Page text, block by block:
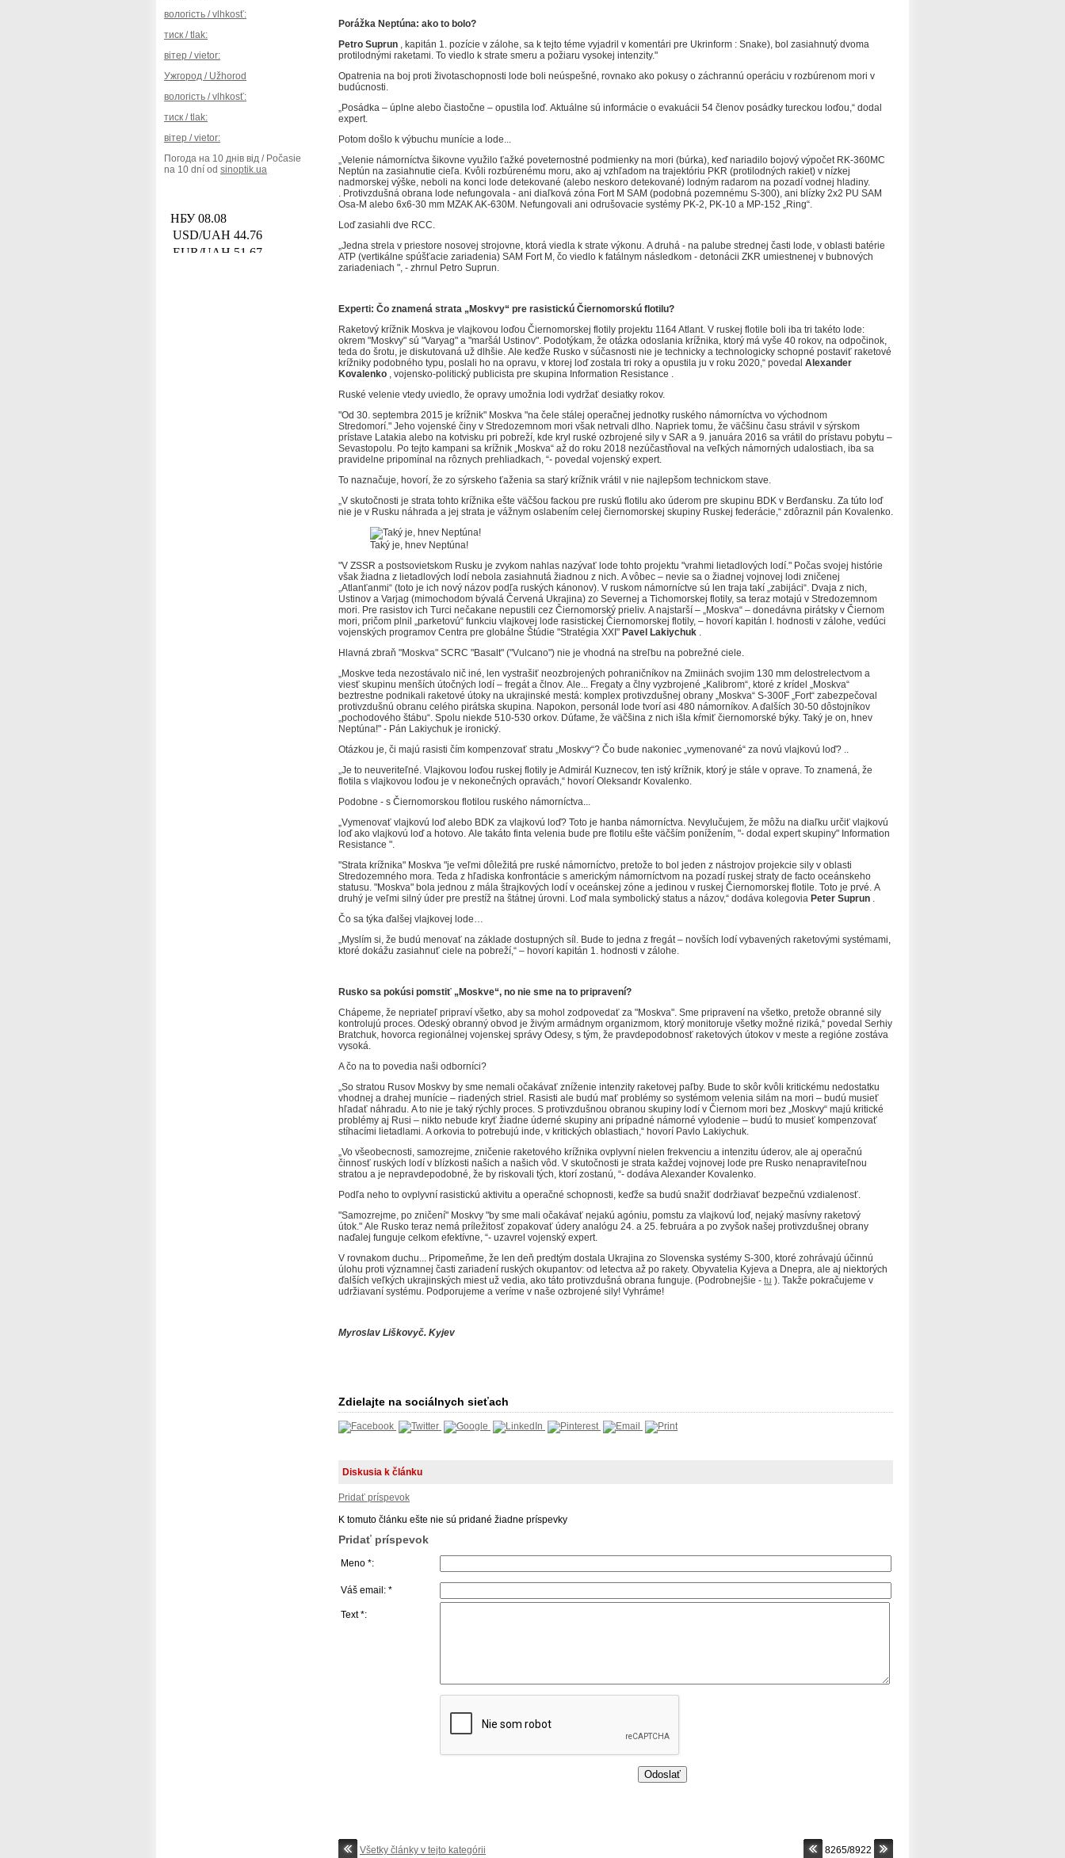
вологість / vlhkosť:
тиск / tlak:
вітер / vietor:
Ужгород / Užhorod
вологість / vlhkosť:
тиск / tlak:
вітер / vietor:
Погода на 10 днів від / Počasie
na 10 dní od sinoptik.ua
Porážka Neptúna: ako to bolo?
Petro Suprun , kapitán 1. pozície v zálohe, sa k tejto téme vyjadril v komentári pre Ukrinform : Snake), bol zasiahnutý dvoma
protilodnými raketami. To viedlo k strate smeru a požiaru vysokej intenzity."
Opatrenia na boj proti životaschopnosti lode boli neúspešné, rovnako ako pokusy o záchrannú operáciu v rozbúrenom mori v
budúcnosti.
„Posádka – úplne alebo čiastočne – opustila loď. Aktuálne sú informácie o evakuácii 54 členov posádky tureckou loďou,“ dodal
expert.
Potom došlo k výbuchu munície a lode...
„Velenie námorníctva šikovne využilo ťažké poveternostné podmienky na mori (búrka), keď nariadilo bojový výpočet RK-360MC
Neptún na zasiahnutie cieľa. Kvôli rozbúrenému moru, ako aj vzhľadom na trajektóriu PKR (protilodných rakiet) v nízkej
nadmorskej výške, neboli na konci lode detekované (alebo neskoro detekované) lodným radarom na pozadí vodnej hladiny.
. Protivzdušná obrana lode nefungovala - ani diaľková zóna Fort M SAM (podobná pozemnému S-300), ani blízky 2x2 PU SAM
Osa-M alebo 6x6-30 mm MZAK AK-630M. Nefungovali ani odrušovacie systémy PK-2, PK-10 a MP-152 „Ring“.
Loď zasiahli dve RCC.
„Jedna strela v priestore nosovej strojovne, ktorá viedla k strate výkonu. A druhá - na palube strednej časti lode, v oblasti batérie
ATP (vertikálne spúšťacie zariadenia) SAM Fort M, čo viedlo k fatálnym následkom - detonácii ZKR umiestnenej v bubnových
zariadeniach ", - zhrnul Petro Suprun.
Experti: Čo znamená strata „Moskvy“ pre rasistickú Čiernomorskú flotilu?
Raketový krížnik Moskva je vlajkovou loďou Čiernomorskej flotily projektu 1164 Atlant. V ruskej flotile boli iba tri takéto lode:
okrem "Moskvy" sú "Varyag" a "maršál Ustinov". Podotýkam, že otázka odoslania krížnika, ktorý má vyše 40 rokov, na odpočinok,
teda do šrotu, je diskutovaná už dlhšie. Ale keďže Rusko v súčasnosti nie je technicky a technologicky schopné postaviť raketové
krížniky podobného typu, poslali ho na opravu, v ktorej loď zostala tri roky a opustila ju v roku 2020,“ povedal Alexander
Kovalenko , vojensko-politický publicista pre skupina Information Resistance .
Ruské velenie vtedy uviedlo, že opravy umožnia lodi vydržať desiatky rokov.
"Od 30. septembra 2015 je krížnik" Moskva "na čele stálej operačnej jednotky ruského námorníctva vo východnom
Stredomorí." Jeho vojenské činy v Stredozemnom mori však netrvali dlho. Napriek tomu, že väčšinu času strávil v sýrskom
prístave Latakia alebo na kotvisku pri pobreží, kde kryl ruské ozbrojené sily v SAR a 9. januára 2016 sa vrátil do prístavu pobytu –
Sevastopolu. Po tejto kampani sa krížnik „Moskva“ až do roku 2018 nezúčastňoval na veľkých námorných udalostiach, iba sa
pravidelne pripomínal na rôznych prehliadkach, “- povedal vojenský expert.
To naznačuje, hovorí, že zo sýrskeho ťaženia sa starý krížnik vrátil v nie najlepšom technickom stave.
„V skutočnosti je strata tohto krížnika ešte väčšou fackou pre ruskú flotilu ako úderom pre skupinu BDK v Berďansku. Za túto loď
nie je v Rusku náhrada a jej strata je vážnym oslabením celej čiernomorskej skupiny Ruskej federácie,“ zdôraznil pán Kovalenko.
Taký je, hnev Neptúna!
"V ZSSR a postsovietskom Rusku je zvykom nahlas nazývať lode tohto projektu "vrahmi lietadlových lodí." Počas svojej histórie
však žiadna z lietadlových lodí nebola zasiahnutá žiadnou z nich. A vôbec – nevie sa o žiadnej vojnovej lodi zničenej
„Atlanťanmi“ (toto je ich nový názov podľa ruských kánonov). V ruskom námorníctve sú len traja takí „zabijáci“. Dvaja z nich,
Ustinov a Varjag (mimochodom bývalá Červená Ukrajina) zo Severnej a Tichomorskej flotily, sa teraz motajú v Stredozemnom
mori. Pre rasistov ich Turci nečakane nepustili cez Čiernomorský prieliv. A najstarší – „Moskva“ – donedávna pirátsky v Čiernom
mori, pričom plnil „parketovú“ funkciu vlajkovej lode rasistickej Čiernomorskej flotily, – hovorí kapitán I. hodnosti v zálohe, vedúci
vojenských programov Centra pre globálne Štúdie "Stratégia XXI" Pavel Lakiychuk .
Hlavná zbraň "Moskva" SCRC "Basalt" ("Vulcano") nie je vhodná na streľbu na pobrežné ciele.
„Moskve teda nezostávalo nič iné, len vystrašiť neozbrojených pohraničníkov na Zmiinách svojim 130 mm delostrelectvom a
viesť skupinu menších útočných lodí – fregát a člnov. Ale... Fregaty a člny vyzbrojené „Kalibrom“, ktoré z krídel „Moskva“
beztrestne podnikali raketové útoky na ukrajinské mestá: komplex protivzdušnej obrany „Moskva“ S-300F „Fort“ zabezpečoval
protivzdušnú obranu celého pirátska skupina. Napokon, personál lode tvorí asi 480 námorníkov. A ďalších 30-50 dôstojníkov
„pochodového štábu“. Spolu niekde 510-530 orkov. Dúfame, že väčšina z nich išla kŕmiť čiernomorské býky. Taký je on, hnev
Neptúna!" - Pán Lakiychuk je ironický.
Otázkou je, či majú rasisti čím kompenzovať stratu „Moskvy“? Čo bude nakoniec „vymenované“ za novú vlajkovú loď? ..
„Je to neuveriteľné. Vlajkovou loďou ruskej flotily je Admirál Kuznecov, ten istý krížnik, ktorý je stále v oprave. To znamená, že
flotila s vlajkovou loďou je v nekonečných opravách,“ hovorí Oleksandr Kovalenko.
Podobne - s Čiernomorskou flotilou ruského námorníctva...
„Vymenovať vlajkovú loď alebo BDK za vlajkovú loď? Toto je hanba námorníctva. Nevylučujem, že môžu na diaľku určiť vlajkovú
loď ako vlajkovú loď a hotovo. Ale takáto finta velenia bude pre flotilu ešte väčším ponížením, "- dodal expert skupiny" Information
Resistance ".
"Strata krížnika" Moskva "je veľmi dôležitá pre ruské námorníctvo, pretože to bol jeden z nástrojov projekcie sily v oblasti
Stredozemného mora. Teda z hľadiska konfrontácie s americkým námorníctvom na pozadí ruskej straty de facto oceánskeho
statusu. "Moskva" bola jednou z mála štrajkových lodí v oceánskej zóne a jedinou v ruskej Čiernomorskej flotile. Toto je prvé. A
druhý je veľmi silný úder pre prestíž na štátnej úrovni. Loď mala symbolický status a názov,“ dodáva kolegovia Peter Suprun .
Čo sa týka ďalšej vlajkovej lode…
„Myslím si, že budú menovať na základe dostupných síl. Bude to jedna z fregát – novších lodí vybavených raketovými systémami,
ktoré dokážu zasiahnuť ciele na pobreží,“ – hovorí kapitán 1. hodnosti v zálohe.
Rusko sa pokúsi pomstiť „Moskve“, no nie sme na to pripravení?
Chápeme, že nepriateľ pripraví všetko, aby sa mohol zodpovedať za "Moskva". Sme pripravení na všetko, pretože obranné sily
kontrolujú proces. Odeský obranný obvod je živým armádnym organizmom, ktorý monitoruje všetky možné riziká,“ povedal Serhiy
Bratchuk, hovorca regionálnej vojenskej správy Odesy, s tým, že pravdepodobnosť raketových útokov v meste a regióne zostáva
vysoká.
A čo na to povedia naši odborníci?
„So stratou Rusov Moskvy by sme nemali očakávať zníženie intenzity raketovej paľby. Bude to skôr kvôli kritickému nedostatku
vhodnej a drahej munície – riadených striel. Rasisti ale budú mať problémy so systémom velenia silám na mori – budú musieť
hľadať náhradu. A to nie je taký rýchly proces. S protivzdušnou obranou skupiny lodí v Čiernom mori bez „Moskvy“ majú kritické
problémy aj Rusi – nikto nebude kryť žiadne úderné skupiny ani prípadné námorné vylodenie – budú to musieť kompenzovať
stíhacími lietadlami. A orkovia to potrebujú inde, v kritických oblastiach,“ hovorí Pavlo Lakiychuk.
„Vo všeobecnosti, samozrejme, zničenie raketového krížnika ovplyvní nielen frekvenciu a intenzitu úderov, ale aj operačnú
činnosť ruských lodí v blízkosti našich a našich vôd. V skutočnosti je strata každej vojnovej lode pre Rusko nenapraviteľnou
stratou a je nepravdepodobné, že by riskovali tých, ktorí zostanú, “- dodáva Alexander Kovalenko.
Podľa neho to ovplyvní rasistickú aktivitu a operačné schopnosti, keďže sa budú snažiť dodržiavať bezpečnú vzdialenosť.
"Samozrejme, po zničení" Moskvy "by sme mali očakávať nejakú agóniu, pomstu za vlajkovú loď, nejaký masívny raketový
útok." Ale Rusko teraz nemá príležitosť zopakovať údery analógu 24. a 25. februára a po zvyšok našej protivzdušnej obrany
naďalej funguje celkom efektívne, “- uzavrel vojenský expert.
V rovnakom duchu... Pripomeňme, že len deň predtým dostala Ukrajina zo Slovenska systémy S-300, ktoré zohrávajú účinnú
úlohu proti významnej časti zariadení ruských okupantov: od letectva až po rakety. Obyvatelia Kyjeva a Dnepra, ale aj niektorých
ďalších veľkých ukrajinských miest už vedia, ako táto protivzdušná obrana funguje. (Podrobnejšie - tu ). Takže pokračujeme v
udržiavaní systému. Podporujeme a veríme v naše ozbrojené sily! Vyhráme!
Myroslav Liškovyč. Kyjev
Zdielajte na sociálnych sieťach
Diskusia k článku
Pridať príspevok
K tomuto článku ešte nie sú pridané žiadne príspevky
Pridať príspevok
Meno *:
Váš email: *
Text *:
Všetky články v tejto kategórii 8265/8922